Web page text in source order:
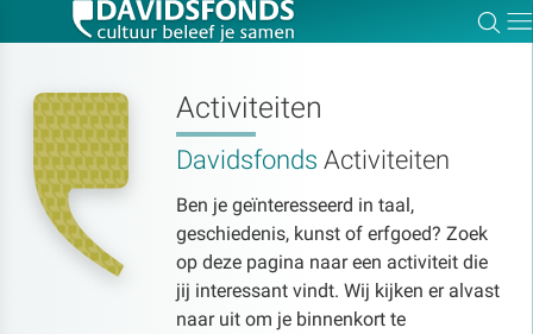
Activiteiten
Davidsfonds Activiteiten
Ben je geïnteresseerd in taal,
geschiedenis, kunst of erfgoed? Zoek
op deze pagina naar een activiteit die
jij interessant vindt. Wij kijken er alvast
naar uit om je binnenkort te
Zoek:
Zoeken